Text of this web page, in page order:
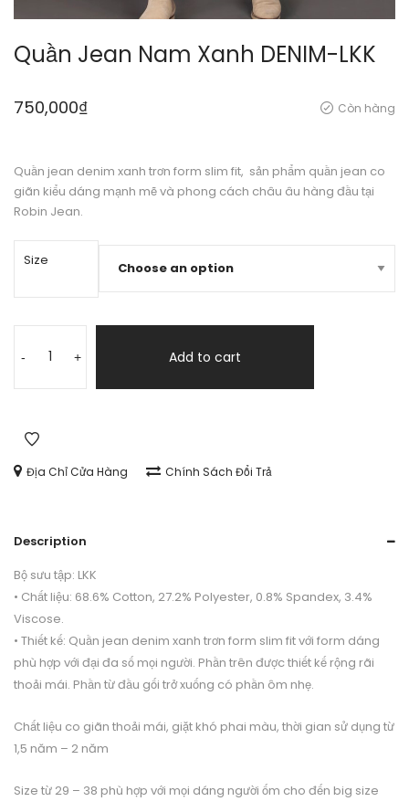
Quần Jean Nam Xanh DENIM-LKK
Còn hàng
750,000₫
Quần jean denim xanh trơn form slim fit, sản phẩm quần jean co
giãn kiểu dáng mạnh mẽ và phong cách châu âu hàng đầu tại
Robin Jean.
Size
-Jean
LKK
quantity
+ Add to cart
Địa Chỉ Cửa Hàng Chính Sách Đổi Trả
Description
Bộ sưu tập: LKK
• Chất liệu: 68.6% Cotton, 27.2% Polyester, 0.8% Spandex, 3.4%
Viscose.
• Thiết kế: Quần jean denim xanh trơn form slim fit với form dáng
phù hợp với đại đa số mọi người. Phần trên được thiết kế rộng rãi
thoải mái. Phần từ đầu gối trở xuống có phần ôm nhẹ.
Chất liệu co giãn thoải mái, giặt khó phai màu, thời gian sử dụng từ
1,5 năm – 2 năm
Size từ 29 – 38 phù hợp với mọi dáng người ốm cho đến big size